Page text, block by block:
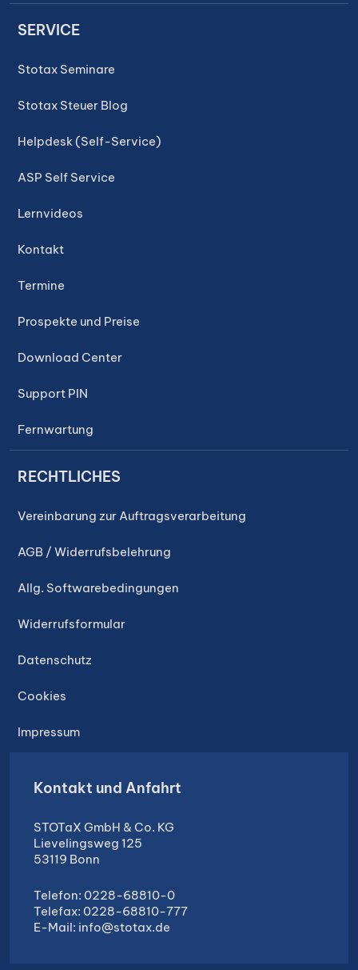
SERVICE
Stotax Seminare
Stotax Steuer Blog
Helpdesk (Self-Service)
ASP Self Service
Lernvideos
Kontakt
Termine
Prospekte und Preise
Download Center
Support PIN
Fernwartung
RECHTLICHES
Vereinbarung zur Auftragsverarbeitung
AGB / Widerrufsbelehrung
Allg. Softwarebedingungen
Widerrufsformular
Datenschutz
Cookies
Impressum
Kontakt und Anfahrt
STOTaX GmbH & Co. KG
Lievelingsweg 125
53119 Bonn
Telefon: 0228-68810-0
Telefax: 0228-68810-777
E-Mail: info@stotax.de